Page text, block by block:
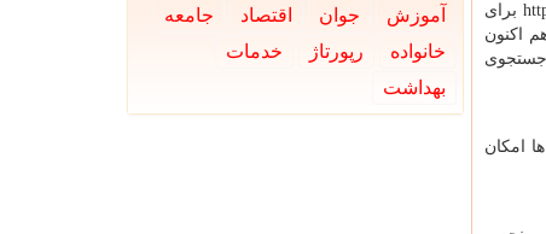
برای
و هم اکنون
امکان
آموزش جوان اقتصاد
جامعه
خانواده
رپورتاژ
خدمات
بهداشت